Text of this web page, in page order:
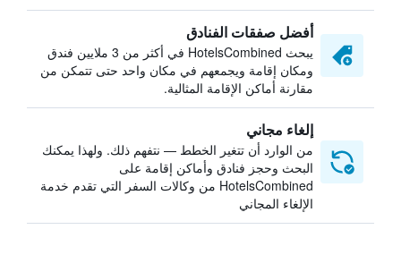
أفضل صفقات الفنادق
يبحث HotelsCombined في أكثر من 3 ملايين فندق
ومكان إقامة ويجمعهم في مكان واحد حتى تتمكن من
مقارنة أماكن الإقامة المثالية.
إلغاء مجاني
من الوارد أن تتغير الخطط — نتفهم ذلك. ولهذا يمكنك
البحث وحجز فنادق وأماكن إقامة على
HotelsCombined من وكالات السفر التي تقدم خدمة
الإلغاء المجاني